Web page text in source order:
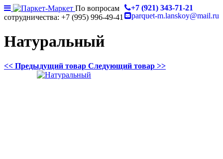
+7 (921) 343-71-21
parquet-m.lanskoy@mail.ru
По вопросам
сотрудничества: +7 (995) 996-49-41
Натуральный
<< Предыдущий товар Следующий товар >>